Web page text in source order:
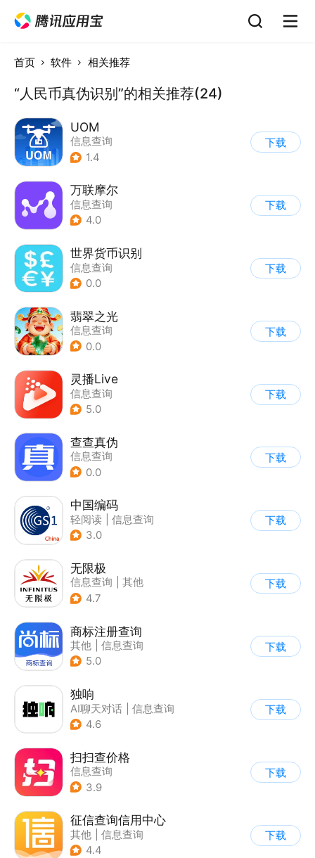
首页 软件 相关推荐
“人民币真伪识别”的相关推荐(24)
UOM
信息查询
1.4
下载
万联摩尔
信息查询
4.0
下载
世界货币识别
信息查询
0.0
下载
翡翠之光
信息查询
0.0
下载
灵播Live
信息查询
5.0
下载
查查真伪
信息查询
0.0
下载
中国编码
轻阅读
信息查询
3.0
下载
无限极
信息查询
其他
4.7
下载
商标注册查询
其他
信息查询
5.0
下载
独响
AI聊天对话
信息查询
4.6
下载
扫扫查价格
信息查询
3.9
下载
征信查询信用中心
其他
信息查询
4.4
下载